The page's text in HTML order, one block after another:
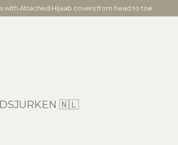
with Attached Hijaab covers from head to toe
🇳🇱